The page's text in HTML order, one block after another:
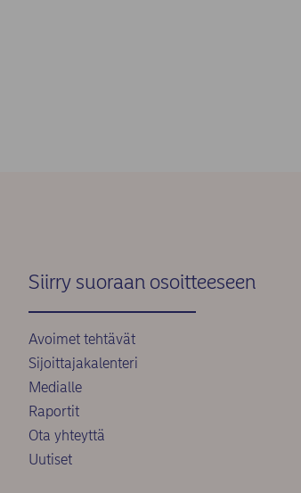
Siirry suoraan osoitteeseen
Avoimet tehtävät
Sijoittajakalenteri
Medialle
Raportit
Ota yhteyttä
Uutiset